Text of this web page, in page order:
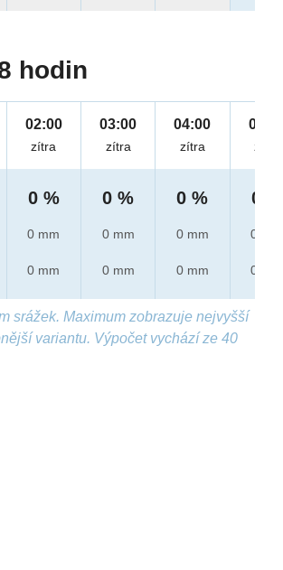
hodin
02:00
zítra
0 %
0 mm
0 mm
03:00
zítra
0 %
0 mm
0 mm
04:00
zítra
0 %
0 mm
0 mm
05:00
zítra
0 %
0 mm
0 mm
srážek. Maximum zobrazuje nejvyšší
variantu. Výpočet vychází ze 40